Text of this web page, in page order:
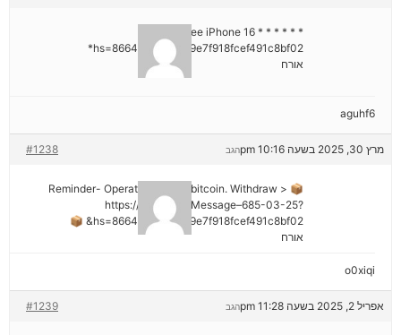
* * * Claim Free iPhone 16 * * *
hs=8664c520642b9e7f918fcef491c8bf02*
אורח
aguhf6
מרץ 30, 2025 בשעה 10:16 pm #1238 הגב
📦 Reminder- Operation 1.9598 bitcoin. Withdraw >
https://graph.org/Message–685-03-25?
hs=8664c520642b9e7f918fcef491c8bf02& 📦
אורח
o0xiqi
אפריל 2, 2025 בשעה 11:28 pm #1239 הגב